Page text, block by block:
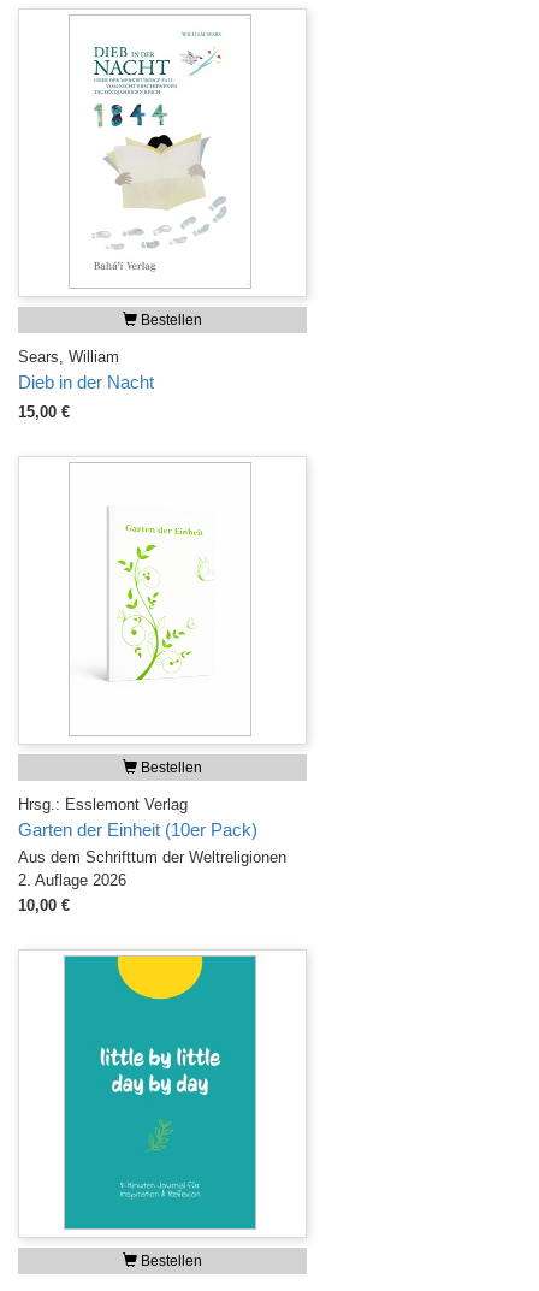
Bestellen
Sears, William
Dieb in der Nacht
15,00 €
Bestellen
Hrsg.: Esslemont Verlag
Garten der Einheit (10er Pack)
Aus dem Schrifttum der Weltreligionen
2. Auflage 2026
10,00 €
Bestellen